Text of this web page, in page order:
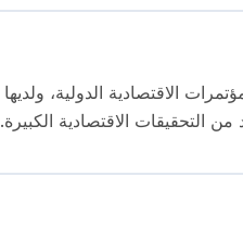
من المؤتمرات الاقتصادية الدولية، ولديها
التحقيقات الاقتصادية الكبيرة.